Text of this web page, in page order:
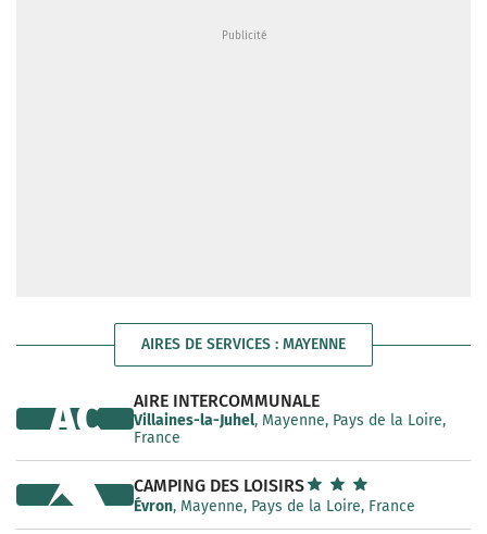
AIRES DE SERVICES : MAYENNE
AIRE INTERCOMMUNALE
Villaines-la-Juhel, Mayenne, Pays de la Loire,
France
AC
CAMPING DES LOISIRS
Évron, Mayenne, Pays de la Loire, France